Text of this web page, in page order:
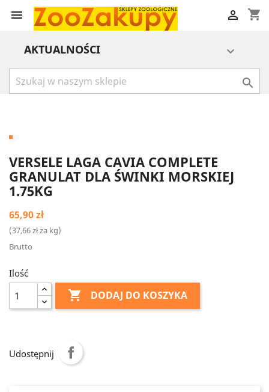
 shopping_cart

AKTUALNOŚCI 

VERSELE LAGA CAVIA COMPLETE
GRANULAT DLA ŚWINKI MORSKIEJ
1.75KG
65,90 zł
(37,66 zł za kg)
Brutto
Ilość
 DODAJ DO KOSZYKA
Udostępnij